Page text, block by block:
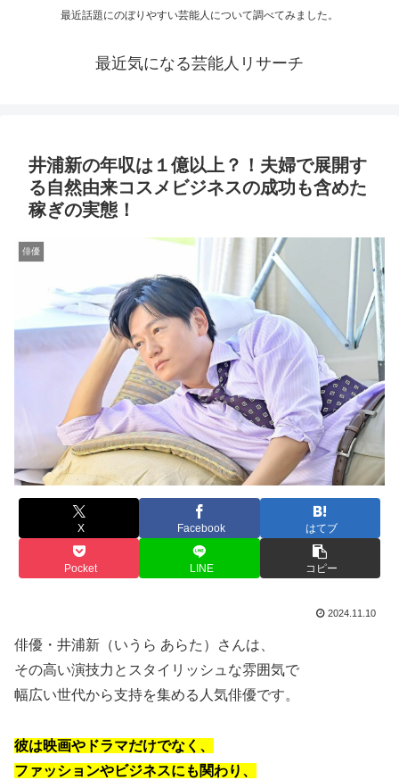
最近話題にのぼりやすい芸能人について調べてみました。
最近気になる芸能人リサーチ
井浦新の年収は１億以上？！夫婦で展開す
る自然由来コスメビジネスの成功も含めた
稼ぎの実態！
俳優
X Facebook はてブ
Pocket LINE コピー
2024.11.10
俳優・井浦新（いうら あらた）さんは、
その高い演技力とスタイリッシュな雰囲気で
幅広い世代から支持を集める人気俳優です。
彼は映画やドラマだけでなく、
ファッションやビジネスにも関わり、